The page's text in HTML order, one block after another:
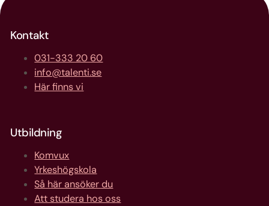
Kontakt
031-333 20 60
info@talenti.se
Här finns vi
Utbildning
Komvux
Yrkeshögskola
Så här ansöker du
Att studera hos oss